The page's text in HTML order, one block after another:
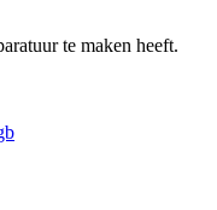
te maken heeft.